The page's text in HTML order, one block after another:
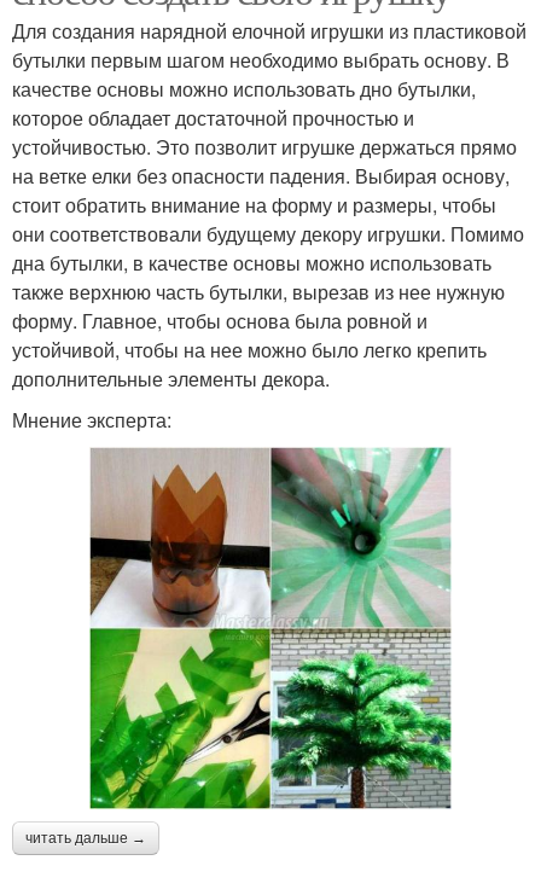
Для создания нарядной елочной игрушки из пластиковой
бутылки первым шагом необходимо выбрать основу. В
качестве основы можно использовать дно бутылки,
которое обладает достаточной прочностью и
устойчивостью. Это позволит игрушке держаться прямо
на ветке елки без опасности падения. Выбирая основу,
стоит обратить внимание на форму и размеры, чтобы
они соответствовали будущему декору игрушки. Помимо
дна бутылки, в качестве основы можно использовать
также верхнюю часть бутылки, вырезав из нее нужную
форму. Главное, чтобы основа была ровной и
устойчивой, чтобы на нее можно было легко крепить
дополнительные элементы декора.
Мнение эксперта:
читать дальше →